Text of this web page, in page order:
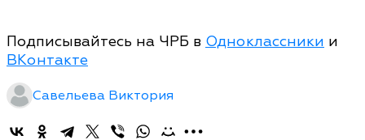
Подписывайтесь на ЧРБ в Одноклассники и
ВКонтакте
Савельева Виктория